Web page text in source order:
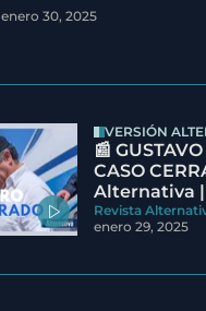
enero 30, 2025
VERSIÓN
📰
CASO
Alternativa |
Revista
enero 29, 2025